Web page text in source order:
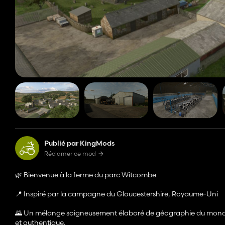
Publié par KingMods
Réclamer ce mod
🌿 Bienvenue à la ferme du parc Witcombe
📍 Inspiré par la campagne du Gloucestershire, Royaume-Uni
🌄 Un mélange soigneusement élaboré de géographie du
et authentique.